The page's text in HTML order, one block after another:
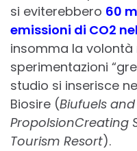
si eviterebbero 60
emissioni di CO2
insomma la
sperimentazioni
studio si inserisce
Biosire (Biufuels
PropolsionCreating
Tourism Resort).